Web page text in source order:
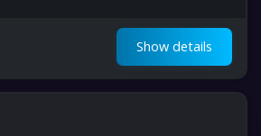
Show details